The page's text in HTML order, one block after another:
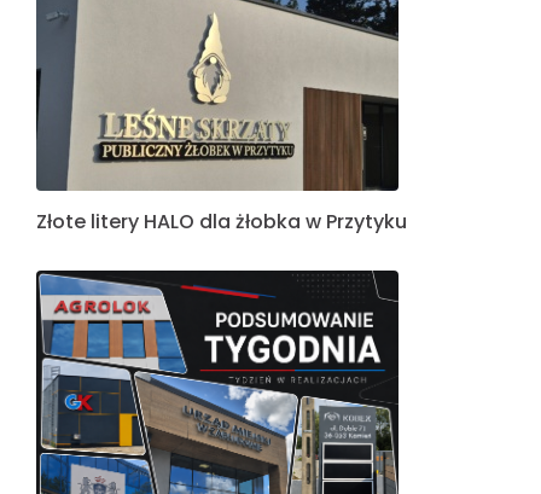
Złote litery HALO dla żłobka w Przytyku